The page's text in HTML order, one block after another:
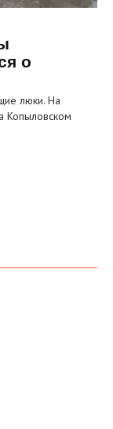
о
люки. На
Копыловском